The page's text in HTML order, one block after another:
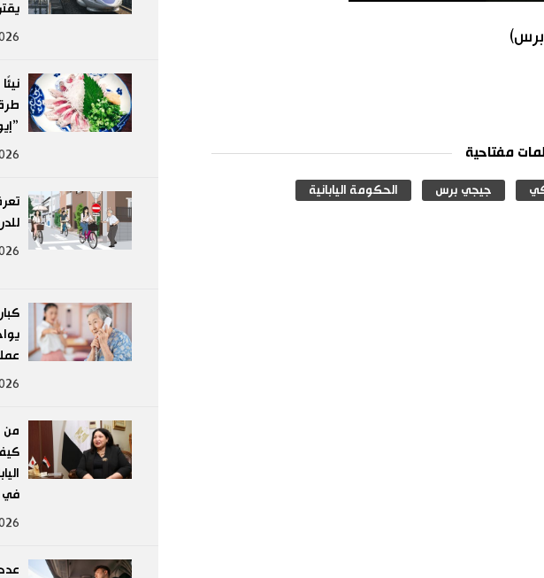
برس)
مفتاحية
جيجي برس الحكومة اليابانية
من
في